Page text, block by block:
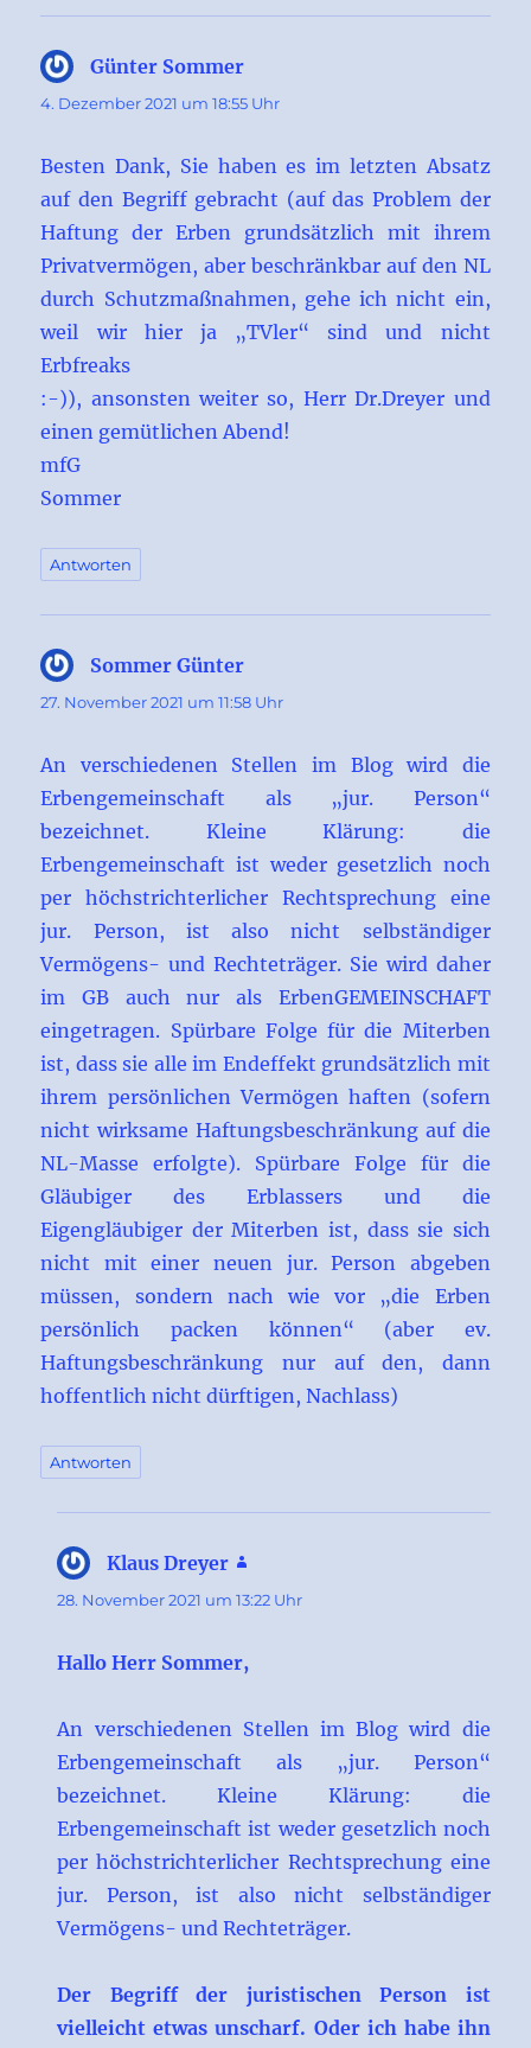
Günter Sommer
4. Dezember 2021 um 18:55 Uhr
Besten Dank, Sie haben es im letzten Absatz
auf den Begriff gebracht (auf das Problem der
Haftung der Erben grundsätzlich mit ihrem
Privatvermögen, aber beschränkbar auf den NL
durch Schutzmaßnahmen, gehe ich nicht ein,
weil wir hier ja „TVler“ sind und nicht
Erbfreaks
:-)), ansonsten weiter so, Herr Dr.Dreyer und
einen gemütlichen Abend!
mfG
Sommer
Antworten
Sommer Günter
27. November 2021 um 11:58 Uhr
An verschiedenen Stellen im Blog wird die
Erbengemeinschaft als „jur. Person“
bezeichnet. Kleine Klärung: die
Erbengemeinschaft ist weder gesetzlich noch
per höchstrichterlicher Rechtsprechung eine
jur. Person, ist also nicht selbständiger
Vermögens- und Rechteträger. Sie wird daher
im GB auch nur als ErbenGEMEINSCHAFT
eingetragen. Spürbare Folge für die Miterben
ist, dass sie alle im Endeffekt grundsätzlich mit
ihrem persönlichen Vermögen haften (sofern
nicht wirksame Haftungsbeschränkung auf die
NL-Masse erfolgte). Spürbare Folge für die
Gläubiger des Erblassers und die
Eigengläubiger der Miterben ist, dass sie sich
nicht mit einer neuen jur. Person abgeben
müssen, sondern nach wie vor „die Erben
persönlich packen können“ (aber ev.
Haftungsbeschränkung nur auf den, dann
hoffentlich nicht dürftigen, Nachlass)
Antworten
Klaus Dreyer
28. November 2021 um 13:22 Uhr
Hallo Herr Sommer,
An verschiedenen Stellen im Blog wird die
Erbengemeinschaft als „jur. Person“
bezeichnet. Kleine Klärung: die
Erbengemeinschaft ist weder gesetzlich noch
per höchstrichterlicher Rechtsprechung eine
jur. Person, ist also nicht selbständiger
Vermögens- und Rechteträger.
Der Begriff der juristischen Person ist
vielleicht etwas unscharf. Oder ich habe ihn